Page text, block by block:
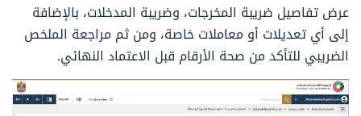
عرض تفاصيل ضريبة المخرجات، وضريبة المدخلات، بالإضافة
إلى أي تعديلات أو معاملات خاصة، ومن ثم مراجعة الملخص
الضريبي للتأكد من صحة الأرقام قبل الاعتماد النهائي.